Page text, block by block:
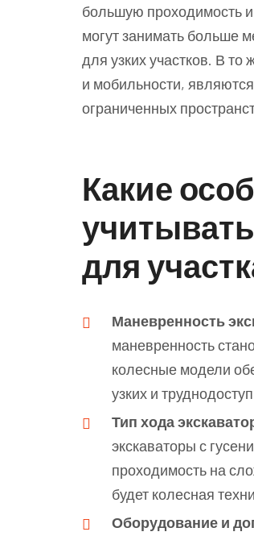
большую проходимость
могут занимать больше
для узких участков. В
и мобильности,
ограниченных
Какие
для
Маневренность
маневренность
колесные модели
узких и
Тип хода
экскаваторы с
проходимость на
будет колесная
Оборудование и